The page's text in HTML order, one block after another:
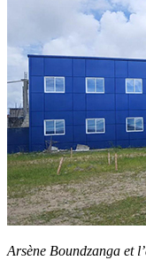
Arsène Boundzanga et